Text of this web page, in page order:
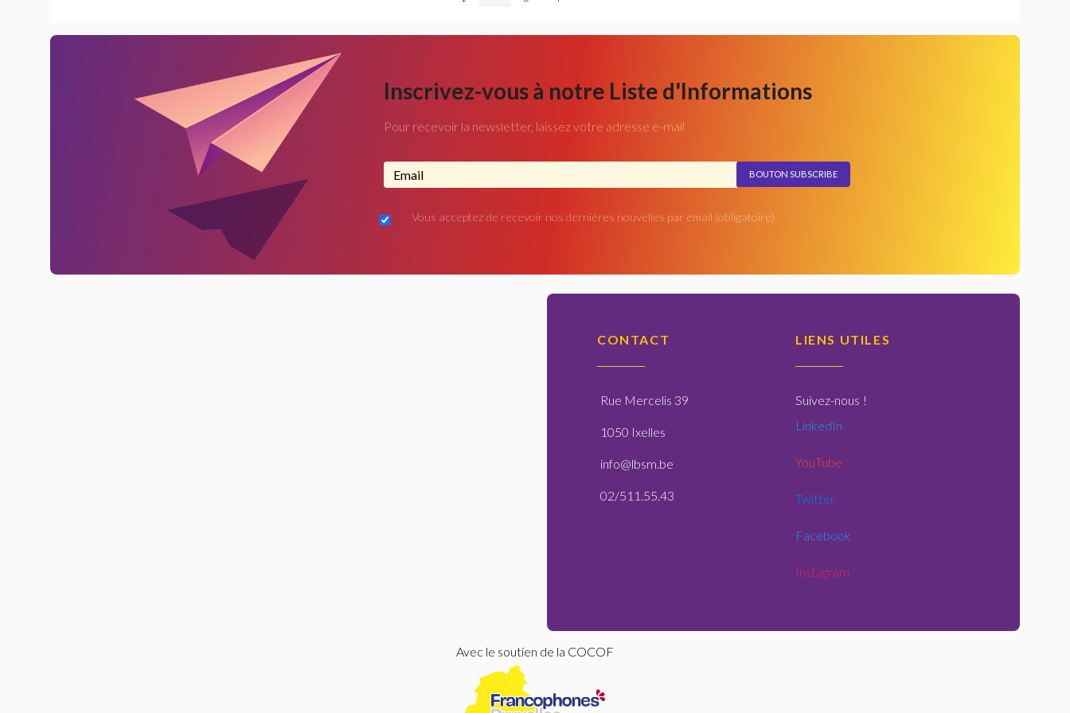
Inscrivez-vous à notre Liste d'Informations
Pour recevoir la newsletter, laissez votre adresse e-mail
Adresse email...
Vous acceptez de recevoir nos dernières nouvelles par email (obligatoire)
CONTACT
Rue Mercelis 39
1050 Ixelles
info@lbsm.be
02/511.55.43
LIENS UTILES
Suivez-nous !
LinkedIn
YouTube
Twitter
Facebook
Instagram
Avec le soutien de la COCOF